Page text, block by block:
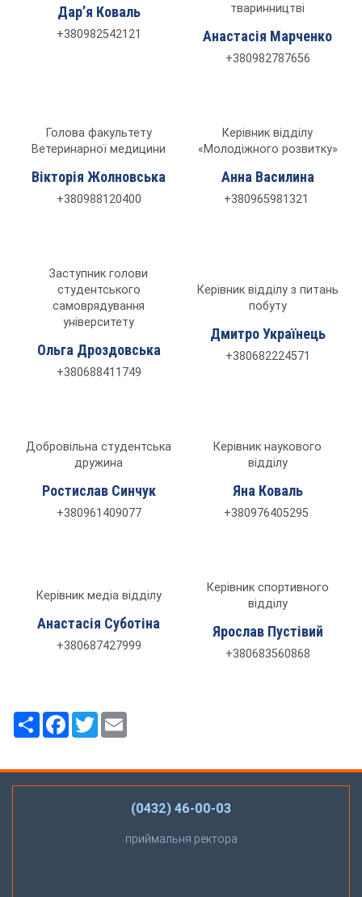
Дарʼя Коваль
+380982542121
тваринництві
Анастасія Марченко
+380982787656
Голова факультету
Ветеринарної медицини
Вікторія Жолновська
+380988120400
Керівник відділу
«Молодіжного розвитку»
Анна Василина
+380965981321
Заступник голови
студентського
самоврядування
університету
Ольга Дроздовська
+380688411749
Керівник відділу з питань
побуту
Дмитро Українець
+380682224571
Добровільна студентська
дружина
Ростислав Синчук
+380961409077
Керівник наукового
відділу
Яна Коваль
+380976405295
Керівник медіа відділу
Анастасія Суботіна
+380687427999
Керівник спортивного
відділу
Ярослав Пустівий
+380683560868
РесурсFacebook
Twitter
(0432) 46-00-03
приймальня ректора